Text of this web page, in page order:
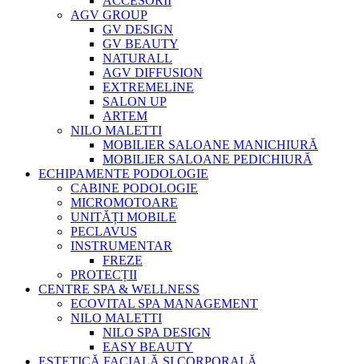
AGV GROUP
GV DESIGN
GV BEAUTY
NATURALL
AGV DIFFUSION
EXTREMELINE
SALON UP
ARTEM
NILO MALETTI
MOBILIER SALOANE MANICHIURĂ
MOBILIER SALOANE PEDICHIURĂ
ECHIPAMENTE PODOLOGIE
CABINE PODOLOGIE
MICROMOTOARE
UNITĂȚI MOBILE
PECLAVUS
INSTRUMENTAR
FREZE
PROTECȚII
CENTRE SPA & WELLNESS
ECOVITAL SPA MANAGEMENT
NILO MALETTI
NILO SPA DESIGN
EASY BEAUTY
ESTETICĂ FACIALĂ ȘI CORPORALĂ